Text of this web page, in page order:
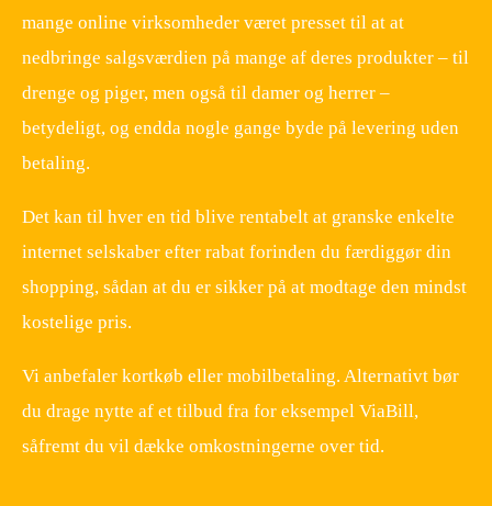
mange online virksomheder været presset til at at
nedbringe salgsværdien på mange af deres produkter – til
drenge og piger, men også til damer og herrer –
betydeligt, og endda nogle gange byde på levering uden
betaling.
Det kan til hver en tid blive rentabelt at granske enkelte
internet selskaber efter rabat forinden du færdiggør din
shopping, sådan at du er sikker på at modtage den mindst
kostelige pris.
Vi anbefaler kortkøb eller mobilbetaling. Alternativt bør
du drage nytte af et tilbud fra for eksempel ViaBill,
såfremt du vil dække omkostningerne over tid.